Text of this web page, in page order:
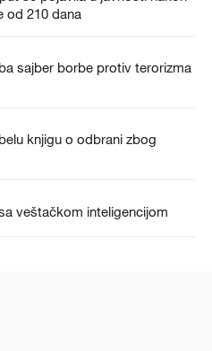
od 210 dana
sajber borbe protiv terorizma
knjigu o odbrani zbog
veštačkom inteligencijom